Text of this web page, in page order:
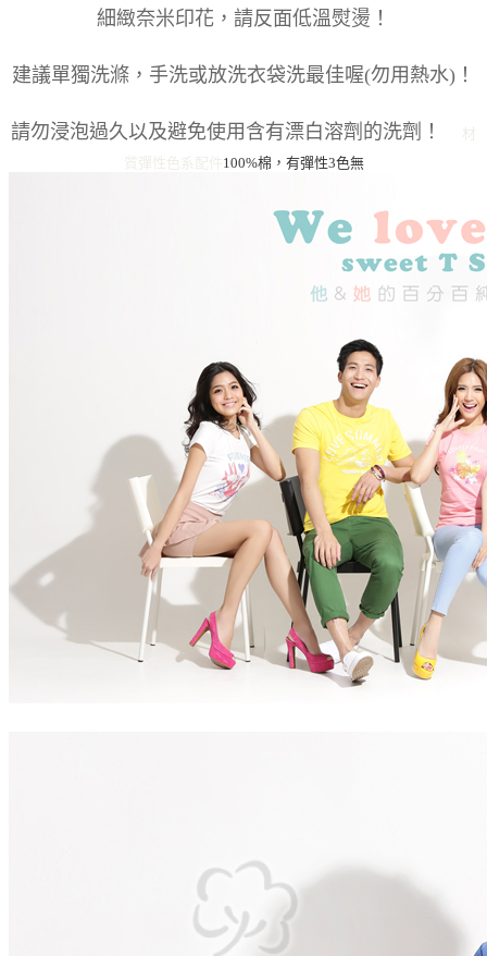
細緻奈米印花，請反面低溫熨燙！
建議單獨洗滌，手洗或放洗衣袋洗最佳喔(勿用熱水)！
請勿浸泡過久以及避免使用含有漂白溶劑的洗劑！
100%棉，有彈性3色無